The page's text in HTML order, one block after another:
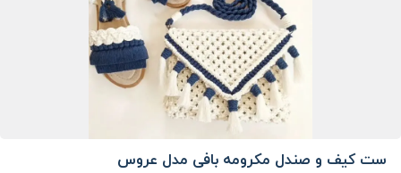
ست کیف و صندل مکرومه بافی مدل عروس